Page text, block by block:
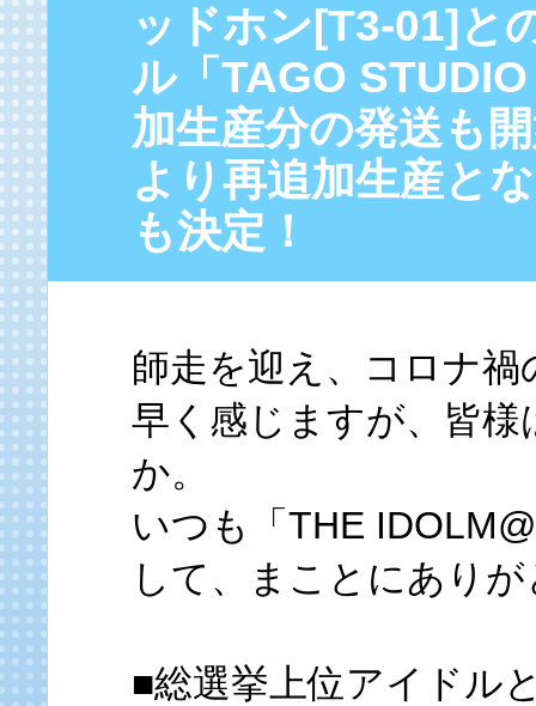
ッドホン[T3-01]と
ル「TAGO
加生産分の発送も
より再追加生産と
も決定！
師走を迎え、コロナ
早く感じますが、皆
か。
いつも「THE
して、まことにあり
■総選挙上位アイドル